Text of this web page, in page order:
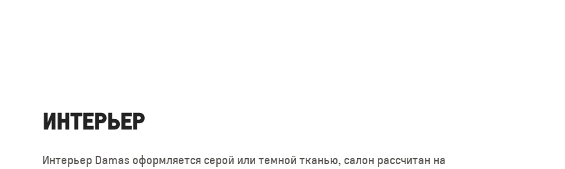
ИНТЕРЬЕР
Интерьер Damas оформляется серой или темной тканью, салон рассчитан на
ИНТЕРЬЕР
На доске приборов скомпонованы циферблаты и множество цветных